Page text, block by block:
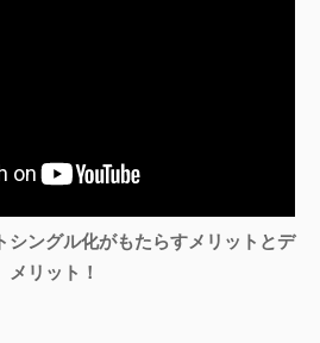
シングル化がもたらすメリットとデ
メリット！